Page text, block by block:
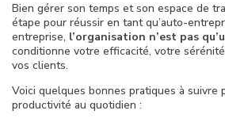
Conclusion
Bien gérer son temps et son espace de
étape pour réussir en tant qu’auto-
entreprise, l’organisation n’est pas
conditionne votre efficacité, votre
vos clients.
Voici quelques bonnes pratiques à suivre
productivité au quotidien :